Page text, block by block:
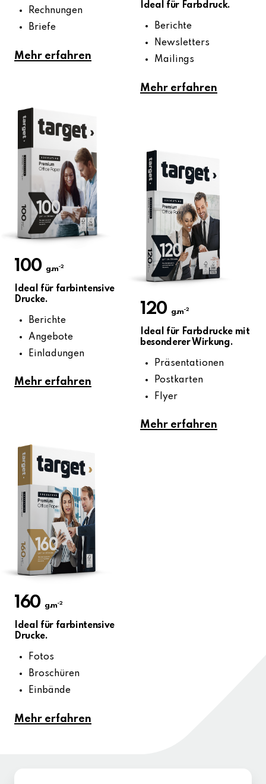
Rechnungen
Briefe
Mehr erfahren
Ideal für Farbdruck.
Berichte
Newsletters
Mailings
Mehr erfahren
100 g.m-2
Ideal für farbintensive
Drucke.
Berichte
Angebote
Einladungen
Mehr erfahren
120 g.m-2
Ideal für Farbdrucke mit
besonderer Wirkung.
Präsentationen
Postkarten
Flyer
Mehr erfahren
160 g.m-2
Ideal für farbintensive
Drucke.
Fotos
Broschüren
Einbände
Mehr erfahren